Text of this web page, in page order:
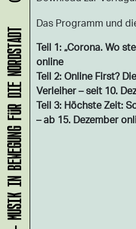
Das Programm und
Teil 1: „Corona. Wo
online
Teil 2: Online First?
Verleiher – seit 10.
Teil 3: Höchste Zeit:
– ab 15. Dezember